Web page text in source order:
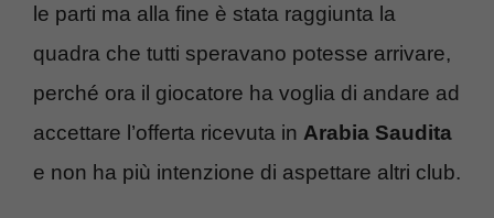
le parti ma alla fine è stata raggiunta la
quadra che tutti speravano potesse arrivare,
perché ora il giocatore ha voglia di andare ad
accettare l’offerta ricevuta in Arabia Saudita
e non ha più intenzione di aspettare altri club.